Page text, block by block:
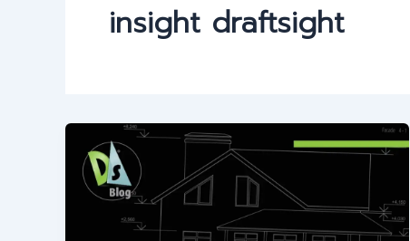
insight draftsight